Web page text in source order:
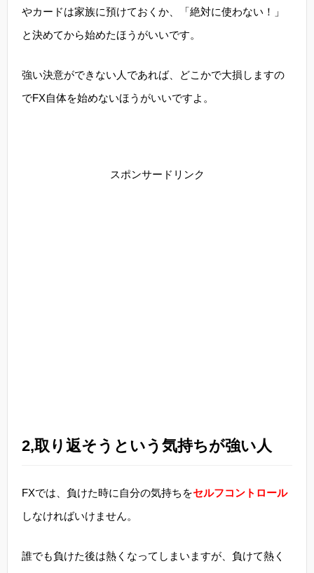
やカードは家族に預けておくか、「絶対に使わない！」
と決めてから始めたほうがいいです。
強い決意ができない人であれば、どこかで大損しますの
でFX自体を始めないほうがいいですよ。
スポンサードリンク
2,取り返そうという気持ちが強い人
FXでは、負けた時に自分の気持ちをセルフコントロール
しなければいけません。
誰でも負けた後は熱くなってしまいますが、負けて熱く